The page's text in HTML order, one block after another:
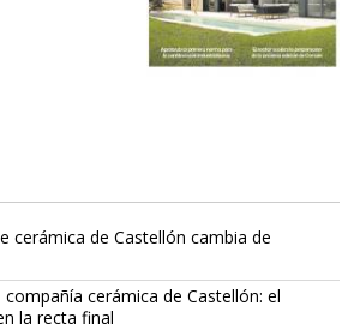
cerámica de Castellón cambia de
compañía cerámica de Castellón: el
la recta final